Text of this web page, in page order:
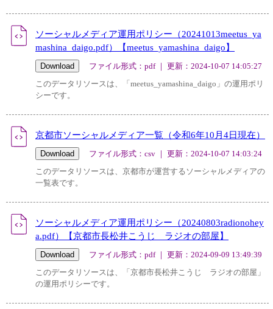
ソーシャルメディア運用ポリシー（20241013meetus_ya
mashina_daigo.pdf）【meetus_yamashina_daigo】
ファイル形式：pdf ｜ 更新：2024-10-07 14:05:27
このデータリソースは、「meetus_yamashina_daigo」の運用ポリ
シーです。
京都市ソーシャルメディア一覧（令和6年10月4日現在）
ファイル形式：csv ｜ 更新：2024-10-07 14:03:24
このデータリソースは、京都市が運営するソーシャルメディアの
一覧表です。
ソーシャルメディア運用ポリシー（20240803radionohey
a.pdf）【京都市長松井こうじ ラジオの部屋】
ファイル形式：pdf ｜ 更新：2024-09-09 13:49:39
このデータリソースは、「京都市長松井こうじ ラジオの部屋」
の運用ポリシーです。